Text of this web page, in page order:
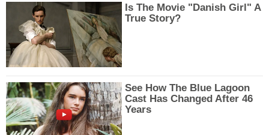
Is The Movie "Danish Girl" A
True Story?
See How The Blue Lagoon
Cast Has Changed After 46
Years